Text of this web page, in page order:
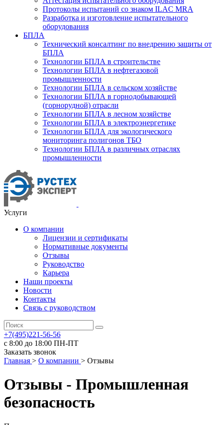
Протоколы испытаний со знаком ILAC MRA
Разработка и изготовление испытательного
оборудования
БПЛА
Технический консалтинг по внедрению защиты от
БПЛА
Технологии БПЛА в строительстве
Технологии БПЛА в нефтегазовой
промышленности
Технологии БПЛА в сельском хозяйстве
Технологии БПЛА в горнодобывающей
(горнорудной) отрасли
Технологии БПЛА в лесном хозяйстве
Технологии БПЛА в электроэнергетике
Технологии БПЛА для экологического
мониторинга полигонов ТБО
Технологии БПЛА в различных отраслях
промышленности
Услуги
О компании
Лицензии и сертификаты
Нормативные документы
Отзывы
Руководство
Карьера
Наши проекты
Новости
Контакты
Связь с руководством
+7(495)221-56-56
с 8:00 до 18:00 ПН-ПТ
Заказать звонок
Главная > О компании > Отзывы
Отзывы - Промышленная
безопасность